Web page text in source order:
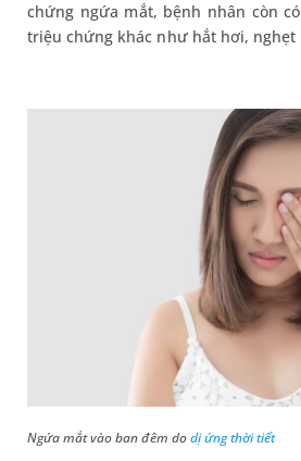
chứng ngứa mắt, bệnh nhân còn
triệu chứng khác như hắt hơi, nghẹt
Ngứa mắt vào ban đêm dodị ứng thời tiết